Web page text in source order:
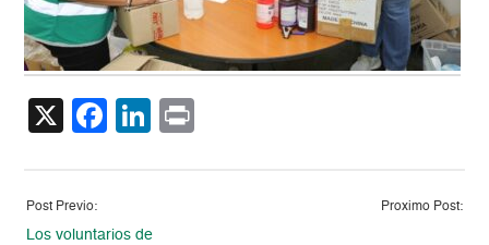
X Facebook
LinkedIn
Post Previo:
Los voluntarios de
Proximo Post: